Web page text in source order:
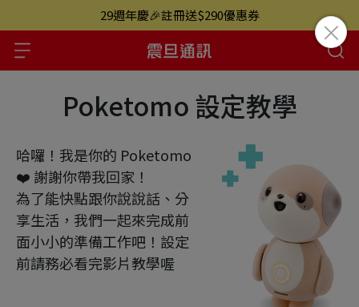
29週年慶🎉註冊送$290優惠券
Poketomo 設定教學
哈囉！我是你的 Poketomo
❤️ 謝謝你帶我回家！
為了能快點跟你說說話、分
享生活，我們一起來完成前
面小小的準備工作吧！設定
前請務必看完影片教學喔